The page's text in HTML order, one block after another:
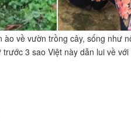
ào về vườn trồng cây, sống như
3 sao Việt này dẫn lui về